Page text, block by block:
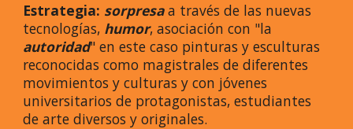
Estrategia: sorpresaa través de las nuevas
tecnologías, humor, asociación con "la
autoridad" en este caso pinturas y esculturas
reconocidas como magistrales de diferentes
movimientos y culturas y con jóvenes
universitarios de protagonistas, estudiantes
de arte diversos y originales.